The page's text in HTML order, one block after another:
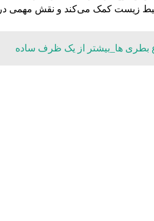
زیست کمک می‌کند و نقش مهمی در
بطری ها_بیشتر از یک ظرف ساده